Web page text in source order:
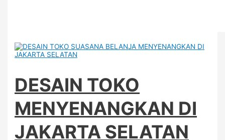
DESAIN TOKO
MENYENANGKAN DI
JAKARTA SELATAN